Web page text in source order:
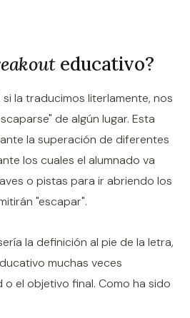
educativo?
la traducimos literlamente, nos
de algún lugar. Esta
la superación de diferentes
los cuales el alumnado va
o pistas para ir abriendo los
"escapar".
la definición al pie de la letra,
muchas veces
o el objetivo final. Como ha sido